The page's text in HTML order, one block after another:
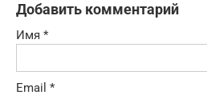
Добавить комментарий
Имя *
Email *